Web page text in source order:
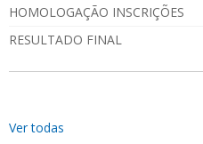
HOMOLOGAÇÃO INSCRIÇÕES
RESULTADO FINAL
Ver todas